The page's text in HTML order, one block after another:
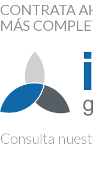
CONTRATA
MÁS
Consulta